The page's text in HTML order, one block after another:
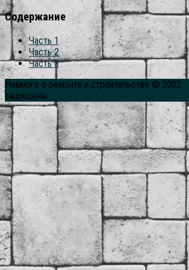
Содержание
Часть 1
Часть 2
Часть 3
Немного о ремонте и строительстве © 2002 -
защищены.